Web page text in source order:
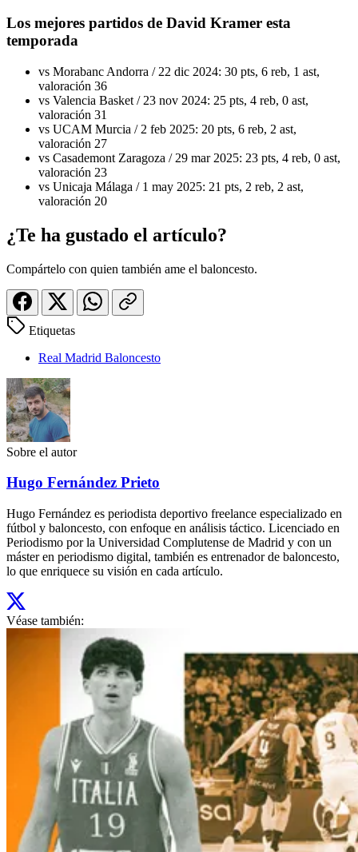
Los mejores partidos de David Kramer esta
temporada
vs Morabanc Andorra / 22 dic 2024: 30 pts, 6 reb, 1 ast,
valoración 36
vs Valencia Basket / 23 nov 2024: 25 pts, 4 reb, 0 ast,
valoración 31
vs UCAM Murcia / 2 feb 2025: 20 pts, 6 reb, 2 ast,
valoración 27
vs Casademont Zaragoza / 29 mar 2025: 23 pts, 4 reb, 0 ast,
valoración 23
vs Unicaja Málaga / 1 may 2025: 21 pts, 2 reb, 2 ast,
valoración 20
¿Te ha gustado el artículo?
Compártelo con quien también ame el baloncesto.
Etiquetas
Real Madrid Baloncesto
Sobre el autor
Hugo Fernández Prieto
Hugo Fernández es periodista deportivo freelance especializado en
fútbol y baloncesto, con enfoque en análisis táctico. Licenciado en
Periodismo por la Universidad Complutense de Madrid y con un
máster en periodismo digital, también es entrenador de baloncesto,
lo que enriquece su visión en cada artículo.
Véase también: